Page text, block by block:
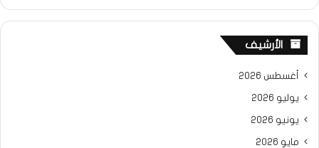
الأرشيف
أغسطس 2026
يوليو 2026
يونيو 2026
مايو 2026